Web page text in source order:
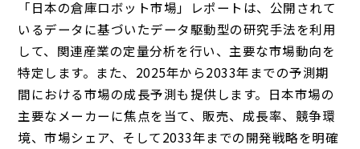
「日本の倉庫ロボット市場」レポートは、公開されて
いるデータに基づいたデータ駆動型の研究手法を利用
して、関連産業の定量分析を行い、主要な市場動向を
特定します。また、2025年から2033年までの予測期
間における市場の成長予測も提供します。日本市場の
主要なメーカーに焦点を当て、販売、成長率、競争環
境、市場シェア、そして2033年までの開発戦略を明確